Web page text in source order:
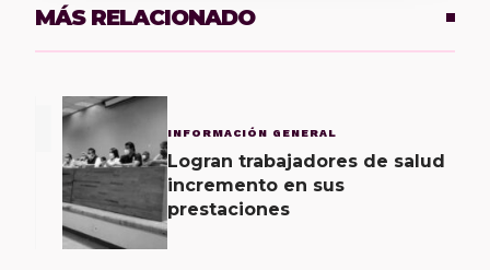
MÁS RELACIONADO
INFORMACIÓN GENERAL
Logran trabajadores de salud
incremento en sus
prestaciones